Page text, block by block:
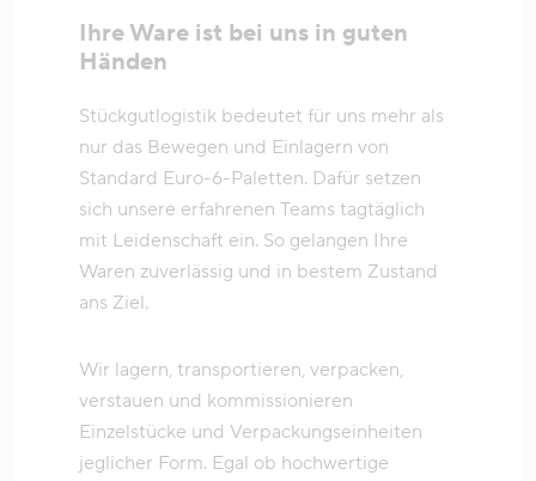
Ihre Ware ist bei uns in guten
Händen
Stückgutlogistik bedeutet für uns mehr als
nur das Bewegen und Einlagern von
Standard Euro-6-Paletten. Dafür setzen
sich unsere erfahrenen Teams tagtäglich
mit Leidenschaft ein. So gelangen Ihre
Waren zuverlässig und in bestem Zustand
ans Ziel.
Wir lagern, transportieren, verpacken,
verstauen und kommissionieren
Einzelstücke und Verpackungseinheiten
jeglicher Form. Egal ob hochwertige